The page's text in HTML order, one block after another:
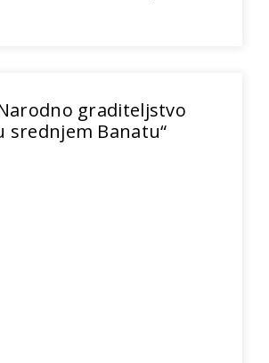
graditeljstvo
srednjem Banatu“